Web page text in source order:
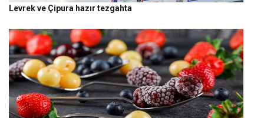
Levrek ve Çipura hazır tezgahta